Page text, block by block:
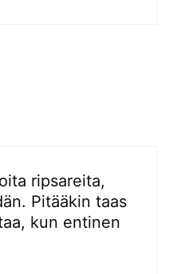
ripsareita,
Pitääkin taas
kun entinen